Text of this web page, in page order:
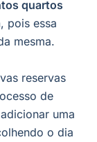
quartos
, pois essa
mesma.
reservas
de
uma
o dia